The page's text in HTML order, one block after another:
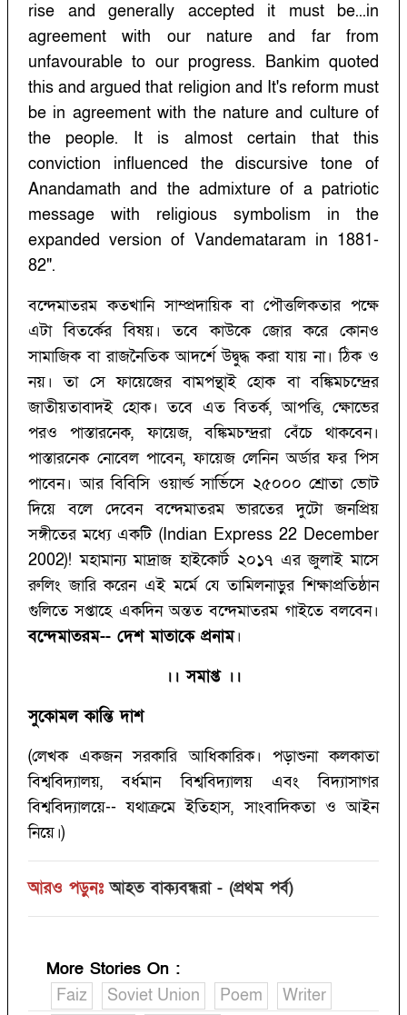
rise and generally accepted it must be...in
agreement with our nature and far from
unfavourable to our progress. Bankim quoted
this and argued that religion and It's reform must
be in agreement with the nature and culture of
the people. It is almost certain that this
conviction influenced the discursive tone of
Anandamath and the admixture of a patriotic
message with religious symbolism in the
expanded version of Vandemataram in 1881-
82".
বন্দেমাতরম কতখানি সাম্প্রদায়িক বা পৌত্তলিকতার পক্ষে
এটা বিতর্কের বিষয়। তবে কাউকে জোর করে কোনও
সামাজিক বা রাজনৈতিক আদর্শে উদ্বুদ্ধ করা যায় না। ঠিক ও
নয়। তা সে ফায়েজের বামপন্থাই হোক বা বঙ্কিমচন্দ্রের
জাতীয়তাবাদই হোক। তবে এত বিতর্ক, আপত্তি, ক্ষোভের
পরও পাস্তারনেক, ফায়েজ, বঙ্কিমচন্দ্ররা বেঁচে থাকবেন।
পাস্তারনেক নোবেল পাবেন, ফায়েজ লেনিন অর্ডার ফর পিস
পাবেন। আর বিবিসি ওয়ার্ল্ড সার্ভিসে ২৫০০০ শ্রোতা ভোট
দিয়ে বলে দেবেন বন্দেমাতরম ভারতের দুটো জনপ্রিয়
সঙ্গীতের মধ্যে একটি (Indian Express 22 December
2002)! মহামান্য মাদ্রাজ হাইকোর্ট ২০১৭ এর জুলাই মাসে
রুলিং জারি করেন এই মর্মে যে তামিলনাড়ুর শিক্ষাপ্রতিষ্ঠান
গুলিতে সপ্তাহে একদিন অন্তত বন্দেমাতরম গাইতে বলবেন।
বন্দেমাতরম-- দেশ মাতাকে প্রনাম।
।। সমাপ্ত ।।
সুকোমল কান্তি দাশ
(লেখক একজন সরকারি আধিকারিক। পড়াশুনা কলকাতা
বিশ্ববিদ্যালয়, বর্ধমান বিশ্ববিদ্যালয় এবং বিদ্যাসাগর
বিশ্ববিদ্যালয়ে-- যথাক্রমে ইতিহাস, সাংবাদিকতা ও আইন
নিয়ে।)
আরও পড়ুনঃ আহত বাক্যবন্ধরা - (প্রথম পর্ব)
More Stories On :
Faiz
Soviet Union Poem Writer